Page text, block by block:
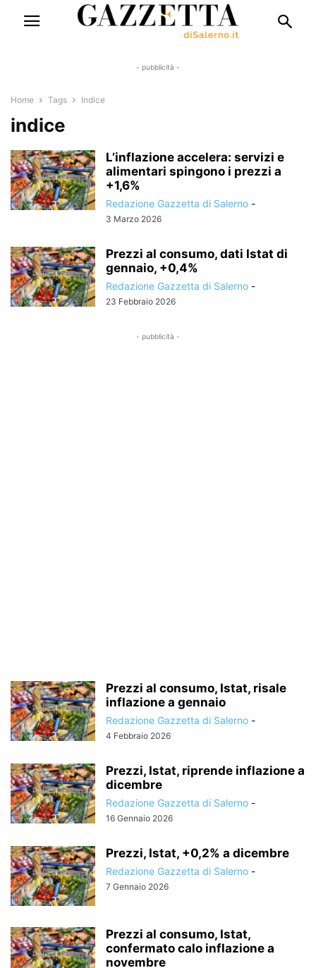
- pubblicità -
Home Tags Indice
indice
L’inflazione accelera: servizi e
alimentari spingono i prezzi a
+1,6%
Redazione Gazzetta di Salerno -
3 Marzo 2026
Prezzi al consumo, dati Istat di
gennaio, +0,4%
Redazione Gazzetta di Salerno -
23 Febbraio 2026
- pubblicità -
Prezzi al consumo, Istat, risale
inflazione a gennaio
Redazione Gazzetta di Salerno -
4 Febbraio 2026
Prezzi, Istat, riprende inflazione a
dicembre
Redazione Gazzetta di Salerno -
16 Gennaio 2026
Prezzi, Istat, +0,2% a dicembre
Redazione Gazzetta di Salerno -
7 Gennaio 2026
Prezzi al consumo, Istat,
confermato calo inflazione a
novembre